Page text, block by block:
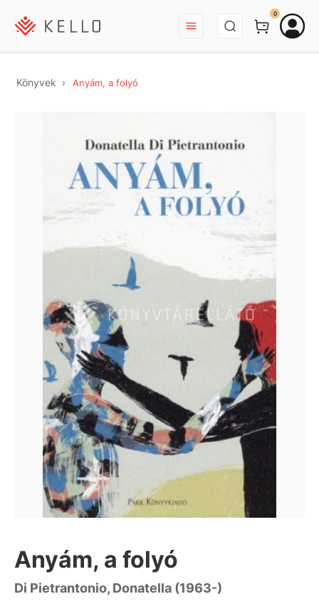
BEJELENTKEZÉS
0
Könyvek Anyám, a folyó
Anyám, a folyó
Di Pietrantonio, Donatella (1963-)